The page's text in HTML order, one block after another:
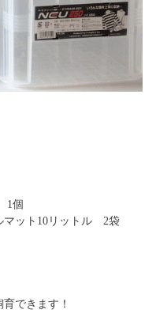
1個
マット10リットル 2袋
できます！